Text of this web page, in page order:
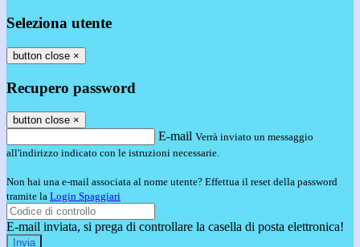
Seleziona utente
button close ×
Recupero password
button close ×
E-mail Verrà inviato un messaggio
all'indirizzo indicato con le istruzioni necessarie.
Non hai una e-mail associata al nome utente? Effettua il reset della password
tramite la Login Spaggiari
E-mail inviata, si prega di controllare la casella di posta elettronica!